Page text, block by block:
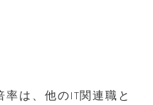
は、他のIT関連職と